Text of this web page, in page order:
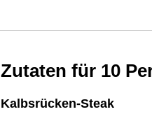
Zutaten für 10
Kalbsrücken-Steak